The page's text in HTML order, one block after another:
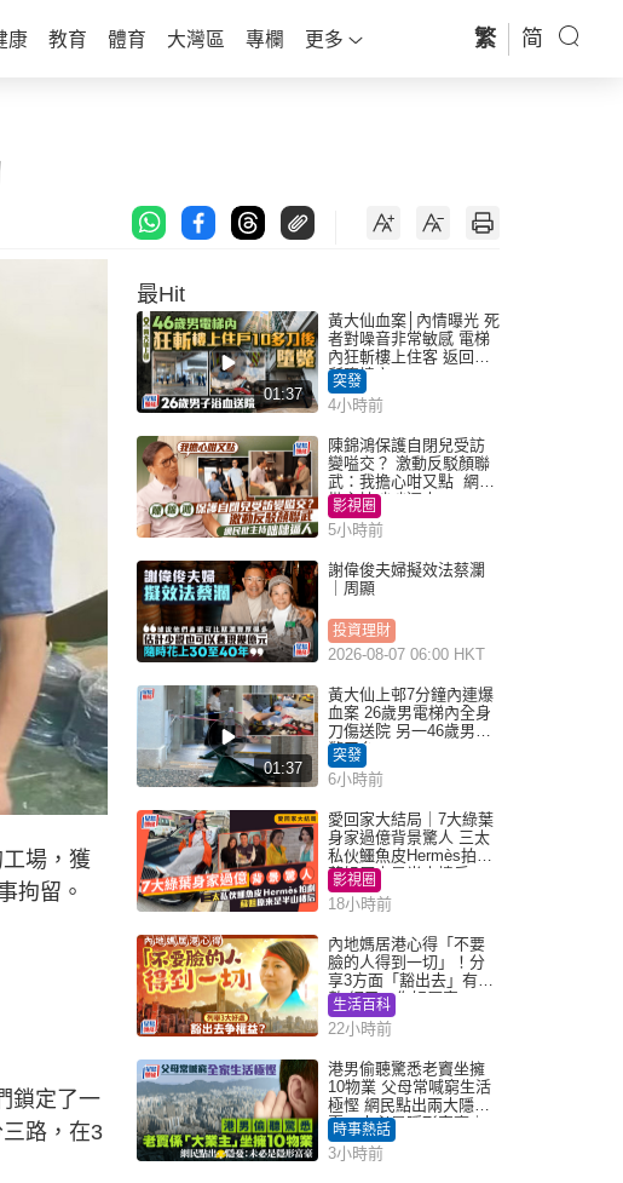
康 教育 體育 大灣區 專欄 更多 繁 简
場，獲
拘留。
鎖定了一
路，在3
最Hit
01:37
黃大仙血案│內情曝光 死
者對噪音非常敏感 電梯
內狂斬樓上住客 返回住
所墮樓亡
突發
4小時前
陳錦鴻保護自閉兒受訪
變嗌交？ 激動反駁顏聯
武：我擔心咁又點 網民
批主持咄咄逼人
影視圈
5小時前
謝偉俊夫婦擬效法蔡瀾
｜周顯
投資理財
2026-08-07 06:00 HKT
01:37
黃大仙上邨7分鐘內連爆
血案 26歲男電梯內全身
刀傷送院 另一46歲男倒
斃平台
突發
6小時前
愛回家大結局｜7大綠葉
身家過億背景驚人 三太
私伙鱷魚皮Hermès拍劇
蘇姐原來是半山樓后
影視圈
18小時前
內地媽居港心得「不要
臉的人得到一切」！分
享3方面「豁出去」有著
數 網民：你好厲害
生活百科
22小時前
港男偷聽驚悉老竇坐擁
10物業 父母常喊窮生活
極慳 網民點出兩大隱
憂：未必是隱形富豪｜
Juicy叮
時事熱話
3小時前